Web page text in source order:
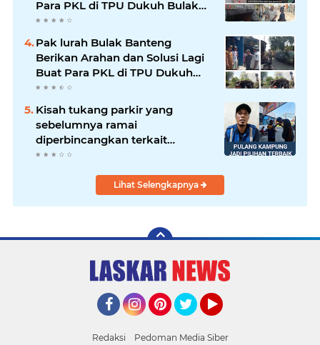
Para PKL di TPU Dukuh Bulak
Banteng Surabaya
Pak lurah Bulak Banteng
Berikan Arahan dan Solusi Lagi
Buat Para PKL di TPU Dukuh
Bulak Banteng Surabaya
Kisah tukang parkir yang
sebelumnya ramai
diperbincangkan terkait
persoalan parkir gratis di
kini memasuki babak baru.
Lihat Selengkapnya
Redaksi Pedoman Media Siber